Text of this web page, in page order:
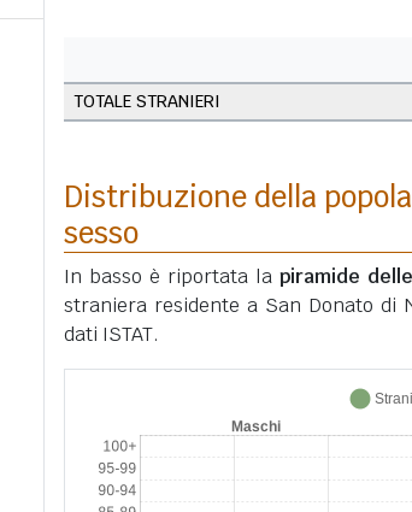
TOTALE STRANIERI
Distribuzione della
sesso
In basso è riportata la piramide
straniera residente a San Donato di
dati ISTAT.